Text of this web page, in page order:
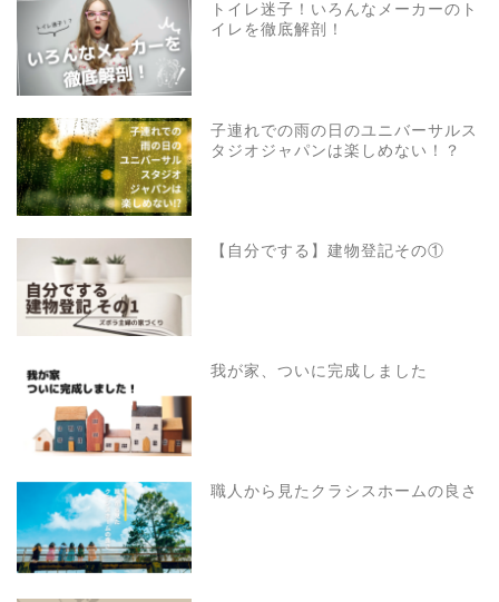
トイレ迷子！いろんなメーカーのト
イレを徹底解剖！
子連れでの雨の日のユニバーサルス
タジオジャパンは楽しめない！？
【自分でする】建物登記その①
我が家、ついに完成しました
職人から見たクラシスホームの良さ